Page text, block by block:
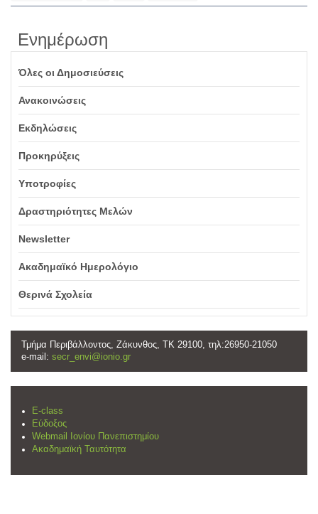
Ενημέρωση
Όλες οι Δημοσιεύσεις
Ανακοινώσεις
Εκδηλώσεις
Προκηρύξεις
Υποτροφίες
Δραστηριότητες Μελών
Newsletter
Ακαδημαϊκό Ημερολόγιο
Θερινά Σχολεία
Τμήμα Περιβάλλοντος, Ζάκυνθος, ΤΚ 29100, τηλ:26950-21050
e-mail: secr_envi@ionio.gr
E-class
Εύδοξος
Webmail Ιονίου Πανεπιστημίου
Ακαδημαϊκή Ταυτότητα